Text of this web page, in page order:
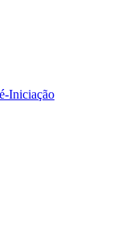
Iniciação